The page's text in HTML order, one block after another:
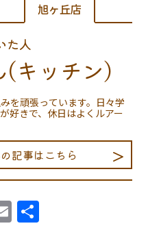
旭ヶ丘店
た人
(キッチン)
を頑張っています。日々学
好きで、休日はよくルアー
記事はこちら
Email